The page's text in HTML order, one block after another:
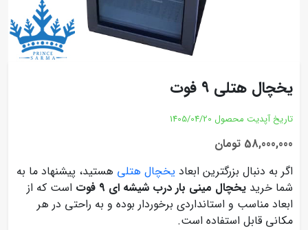
یخچال هتلی 9 فوت
تاریخ آپدیت محصول 1405/04/20
58,000,000 تومان
اگر به دنبال بزرگترین ابعاد یخچال هتلی هستید، پیشنهاد ما به
شما خرید یخچال مینی بار درب شیشه ای 9 فوت
است که از
ابعاد مناسب و استانداردی برخوردار بوده و به راحتی در هر
مکانی قابل استفاده است.